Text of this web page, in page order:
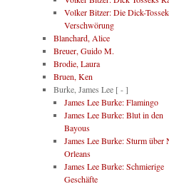
Volker Bitzer: Die Dick-
Verschwörung
Blanchard, Alice
Breuer, Guido M.
Brodie, Laura
Bruen, Ken
Burke, James Lee [ - ]
James Lee Burke: Flamingo
James Lee Burke: Blut in den
Bayous
James Lee Burke: Sturm über
Orleans
James Lee Burke: Schmierige
Geschäfte